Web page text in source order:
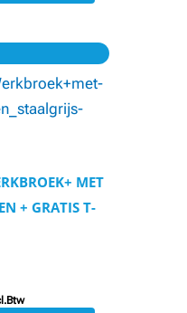
MET
+ GRATIS T-